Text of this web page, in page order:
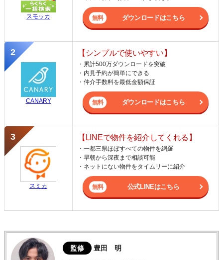
スモッカ ダウンロードはこちら
CANARY
【シンプルで使いやすい】
・累計500万ダウンロードを突破
・内見予約が簡単にできる
・仲介手数料を最低金額保証
ダウンロードはこちら
スミカ
【LINEで物件を紹介してくれる】
・一都三県ほぼすべての物件を網羅
・早朝から深夜まで相談可能
・ネットにない物件をタイムリーに紹介
公式LINEはこちら
監修 豊田 明